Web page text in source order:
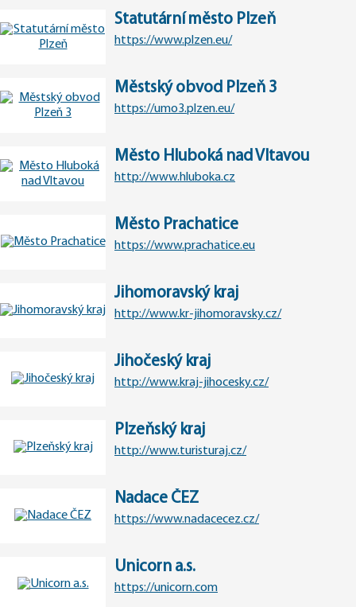
Statutární město Plzeň
https://www.plzen.eu/
Městský obvod Plzeň 3
https://umo3.plzen.eu/
Město Hluboká nad Vltavou
http://www.hluboka.cz
Město Prachatice
https://www.prachatice.eu
Jihomoravský kraj
http://www.kr-jihomoravsky.cz/
Jihočeský kraj
http://www.kraj-jihocesky.cz/
Plzeňský kraj
http://www.turisturaj.cz/
Nadace ČEZ
https://www.nadacecez.cz/
Unicorn a.s.
https://unicorn.com